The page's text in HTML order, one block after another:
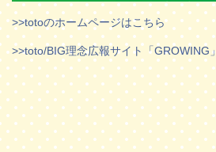
>>totoのホームページはこちら
>>toto/BIG理念広報サイト「GROWING」